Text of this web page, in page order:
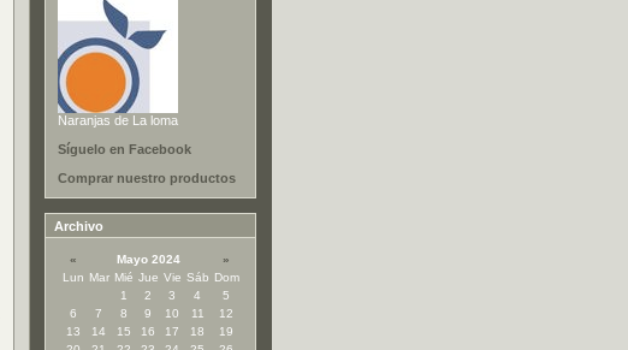
Naranjas de La loma
Síguelo en Facebook
Comprar nuestro productos
Archivo
« Mayo 2024
»
Lun Mar Mié Jue Vie Sáb Dom
1
2 3 4
5
6
7 8 9 10 11
12
13
14 15 16 17 18
19